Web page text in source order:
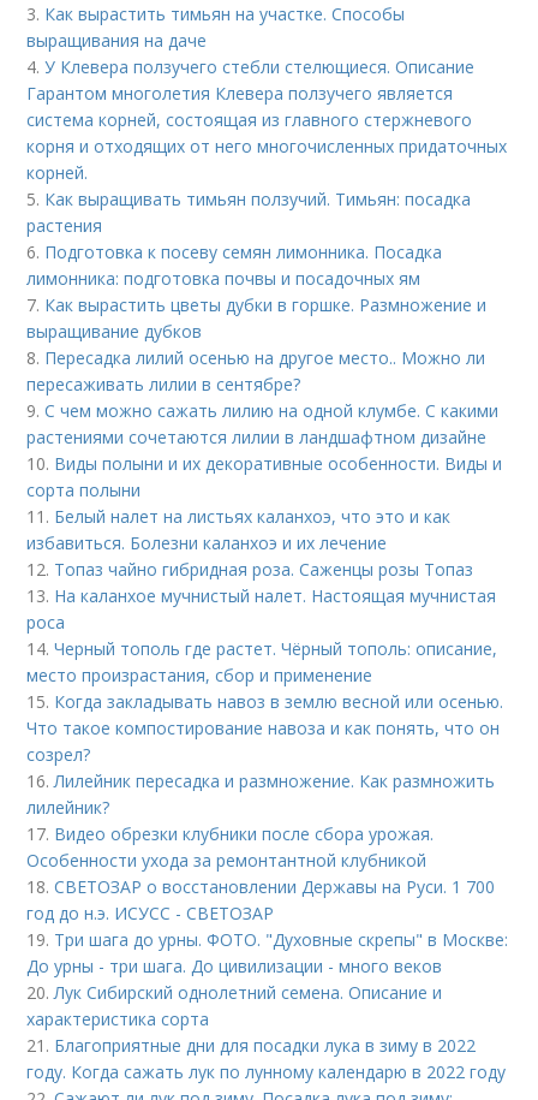
3. Как вырастить тимьян на участке. Способы
выращивания на даче
4.У Клевера ползучего стебли стелющиеся. Описание
Гарантом многолетия Клевера ползучего является
система корней, состоящая из главного стержневого
корня и отходящих от него многочисленных придаточных
корней.
5. Как выращивать тимьян ползучий. Тимьян: посадка
растения
6. Подготовка к посеву семян лимонника. Посадка
лимонника: подготовка почвы и посадочных ям
7. Как вырастить цветы дубки в горшке. Размножение и
выращивание дубков
8. Пересадка лилий осенью на другое место.. Можно ли
пересаживать лилии в сентябре?
9.С чем можно сажать лилию на одной клумбе. С какими
растениями сочетаются лилии в ландшафтном дизайне
10. Виды полыни и их декоративные особенности. Виды и
сорта полыни
11. Белый налет на листьях каланхоэ, что это и как
избавиться. Болезни каланхоэ и их лечение
12. Топаз чайно гибридная роза. Саженцы розы Топаз
13. На каланхое мучнистый налет. Настоящая мучнистая
роса
14.Черный тополь где растет. Чёрный тополь: описание,
место произрастания, сбор и применение
15. Когда закладывать навоз в землю весной или осенью.
Что такое компостирование навоза и как понять, что он
созрел?
16.Лилейник пересадка и размножение. Как размножить
лилейник?
17. Видео обрезки клубники после сбора урожая.
Особенности ухода за ремонтантной клубникой
18.СВЕТОЗАР о восстановлении Державы на Руси. 1 700
год до н.э. ИСУСС - СВЕТОЗАР
19. Три шага до урны. ФОТО. "Духовные скрепы" в Москве:
До урны - три шага. До цивилизации - много веков
20.Лук Сибирский однолетний семена. Описание и
характеристика сорта
21. Благоприятные дни для посадки лука в зиму в 2022
году. Когда сажать лук по лунному календарю в 2022 году